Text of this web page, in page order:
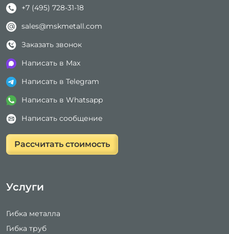
+7 (495) 728-31-18
sales@mskmetall.com
Заказать звонок
Написать в Max
Написать в Telegram
Написать в Whatsapp
Написать сообщение
Рассчитать стоимость
Услуги
Гибка металла
Гибка труб